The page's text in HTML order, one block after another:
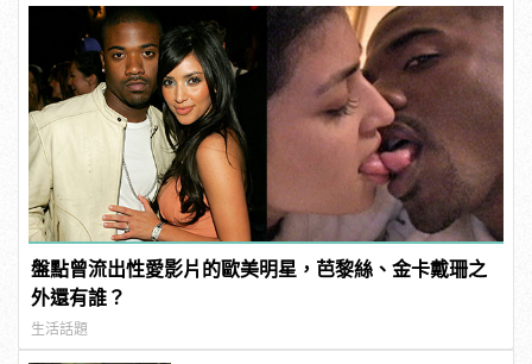
盤點曾流出性愛影片的歐美明星，芭黎絲、金卡戴珊之
外還有誰？
生活話題